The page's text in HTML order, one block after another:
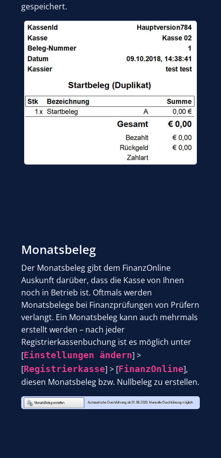
gespeichert.
Monatsbeleg
Der Monatsbeleg gibt dem FinanzOnline
Auskunft darüber, dass die Kasse von Ihnen
noch in Betrieb ist. Oftmals werden
Monatsbelege bei Finanzprüfungen von Prüfern
verlangt. Ein Monatsbeleg kann auch mehrmals
erstellt werden – nach jeder
Registrierkassenbuchung ist es möglich unter
[Einstellungen ändern] >
[Registrierkasse] > [FinanzOnline],
diesen Monatsbeleg bzw. Nullbeleg zu erstellen.